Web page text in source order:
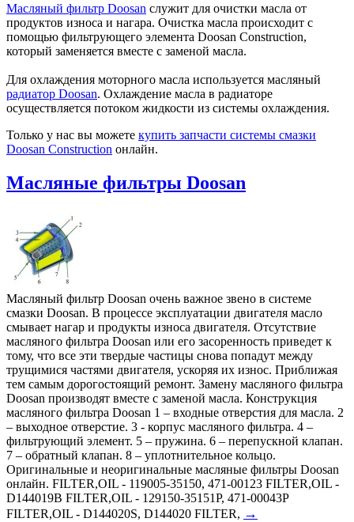
Масляный фильтр Doosan служит для очистки масла от
продуктов износа и нагара. Очистка масла происходит с
помощью фильтрующего элемента Doosan Construction,
который заменяется вместе с заменой масла.
Для охлаждения моторного масла используется масляный
радиатор Doosan. Охлаждение масла в радиаторе
осуществляется потоком жидкости из системы охлаждения.
Только у нас вы можете купить запчасти системы смазки
Doosan Construction онлайн.
Масляные фильтры Doosan
Масляный фильтр Doosan очень важное звено в системе
смазки Doosan. В процессе эксплуатации двигателя масло
смывает нагар и продукты износа двигателя. Отсутствие
масляного фильтра Doosan или его засоренность приведет к
тому, что все эти твердые частицы снова попадут между
трущимися частями двигателя, ускоряя их износ. Приближая
тем самым дорогостоящий ремонт. Замену масляного фильтра
Doosan производят вместе с заменой масла. Конструкция
масляного фильтра Doosan 1 – входные отверстия для масла. 2
– выходное отверстие. 3 - корпус масляного фильтра. 4 –
фильтрующий элемент. 5 – пружина. 6 – перепускной клапан.
7 – обратный клапан. 8 – уплотнительное кольцо.
Оригинальные и неоригинальные масляные фильтры Doosan
онлайн. FILTER,OIL - 119005-35150, 471-00123 FILTER,OIL -
D144019B FILTER,OIL - 129150-35151P, 471-00043P
FILTER,OIL - D144020S, D144020 FILTER, →